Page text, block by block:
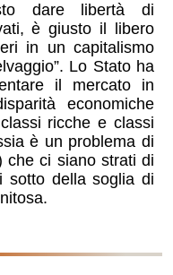
dare libertà di
è giusto il libero
in un capitalismo
Lo Stato ha
il mercato in
economiche
ricche e classi
è un problema di
che ci siano strati di
sotto della soglia di